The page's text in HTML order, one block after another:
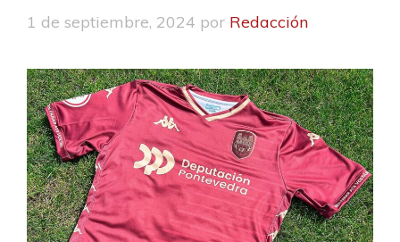
1 de septiembre, 2024 por Redacción